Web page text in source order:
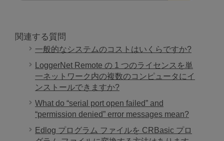
関連する質問
一般的なシステムのコストはいくらですか?
LoggerNet Remote の 1 つのライセンスを単
一ネットワーク内の複数のコンピュータにイ
ンストールできますか?
What do “serial port open failed” and
“permission denied” error messages mean?
Edlog プログラム ファイルを CRBasic プロ